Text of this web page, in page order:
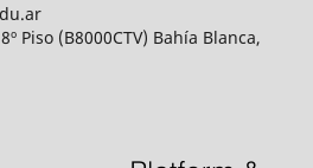
Piso (B8000CTV) Bahía Blanca,